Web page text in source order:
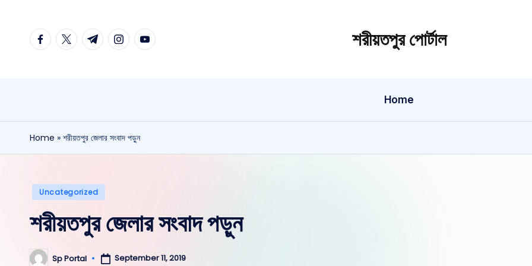
শরীয়তপুর পোর্টাল
Home
Home » শরীয়তপুর জেলার সংবাদ পড়ুন
Uncategorized
শরীয়তপুর জেলার সংবাদ পড়ুন
Sp Portal September 11, 2019